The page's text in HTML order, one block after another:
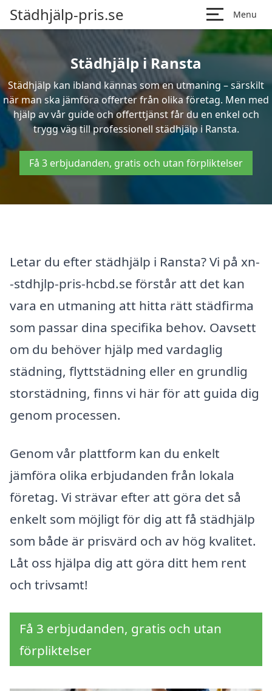
Städhjälp-pris.se Menu
Städhjälp i Ransta
Städhjälp kan ibland kännas som en utmaning – särskilt
när man ska jämföra offerter från olika företag. Men med
hjälp av vår guide och offerttjänst får du en enkel och
trygg väg till professionell städhjälp i Ransta.
Få 3 erbjudanden, gratis och utan förpliktelser
Letar du efter städhjälp i Ransta? Vi på xn-
-stdhjlp-pris-hcbd.se förstår att det kan
vara en utmaning att hitta rätt städfirma
som passar dina specifika behov. Oavsett
om du behöver hjälp med vardaglig
städning, flyttstädning eller en grundlig
storstädning, finns vi här för att guida dig
genom processen.
Genom vår plattform kan du enkelt
jämföra olika erbjudanden från lokala
företag. Vi strävar efter att göra det så
enkelt som möjligt för dig att få städhjälp
som både är prisvärd och av hög kvalitet.
Låt oss hjälpa dig att göra ditt hem rent
och trivsamt!
Få 3 erbjudanden, gratis och utan
förpliktelser